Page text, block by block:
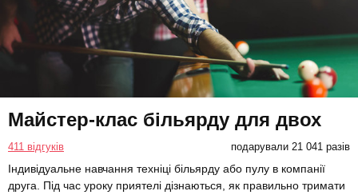
Майстер-клас більярду для двох
411 відгуків подарували 21 041 разів
Індивідуальне навчання техніці більярду або пулу в компанії
друга. Під час уроку приятелі дізнаються, як правильно тримати